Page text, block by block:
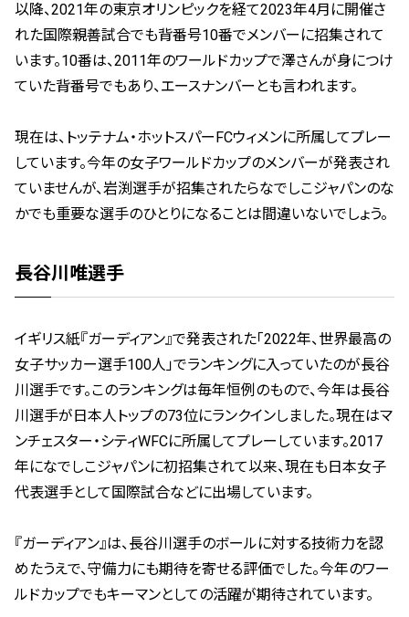
以降、2021年の東京オリンピックを経て2023年4月に開催さ
れた国際親善試合でも背番号10番でメンバーに招集されて
います。10番は、2011年のワールドカップで澤さんが身につけ
ていた背番号でもあり、エースナンバーとも言われます。
現在は、トッテナム・ホットスパーFCウィメンに所属してプレー
しています。今年の女子ワールドカップのメンバーが発表され
ていませんが、岩渕選手が招集されたらなでしこジャパンのな
かでも重要な選手のひとりになることは間違いないでしょう。
長谷川唯選手
イギリス紙『ガーディアン』で発表された「2022年、世界最高の
女子サッカー選手100人」でランキングに入っていたのが長谷
川選手です。このランキングは毎年恒例のもので、今年は長谷
川選手が日本人トップの73位にランクインしました。現在はマ
ンチェスター・シティWFCに所属してプレーしています。2017
年になでしこジャパンに初招集されて以来、現在も日本女子
代表選手として国際試合などに出場しています。
『ガーディアン』は、長谷川選手のボールに対する技術力を認
めたうえで、守備力にも期待を寄せる評価でした。今年のワー
ルドカップでもキーマンとしての活躍が期待されています。